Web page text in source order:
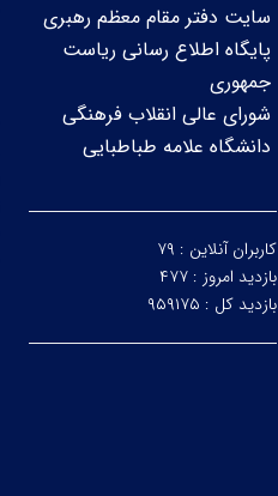
سایت دفتر مقام معظم رهبری
پایگاه اطلاع رسانی ریاست
جمهوری
شورای عالی انقلاب فرهنگی
دانشگاه علامه طباطبایی
کاربران آنلاین : ۷۹
بازدید امروز : ۴۷۷
بازدید کل : ۹۵۹۱۷۵